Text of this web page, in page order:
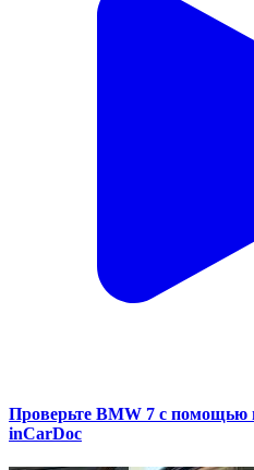
Проверьте BMW 7 с помощью
inCarDoc